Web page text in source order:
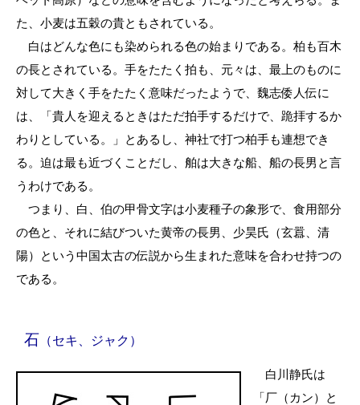
た、小麦は五穀の貴ともされている。
白はどんな色にも染められる色の始まりである。柏も百木
の長とされている。手をたたく拍も、元々は、最上のものに
対して大きく手をたたく意味だったようで、魏志倭人伝に
は、「貴人を迎えるときはただ拍手するだけで、跪拝するか
わりとしている。」とあるし、神社で打つ柏手も連想でき
る。迫は最も近づくことだし、舶は大きな船、船の長男と言
うわけである。
つまり、白、伯の甲骨文字は小麦種子の象形で、食用部分
の色と、それに結びついた黄帝の長男、少昊氏（玄囂、清
陽）という中国太古の伝説から生まれた意味を合わせ持つの
である。
石 （セキ、ジャク）
白川静氏は
「厂（カン）と